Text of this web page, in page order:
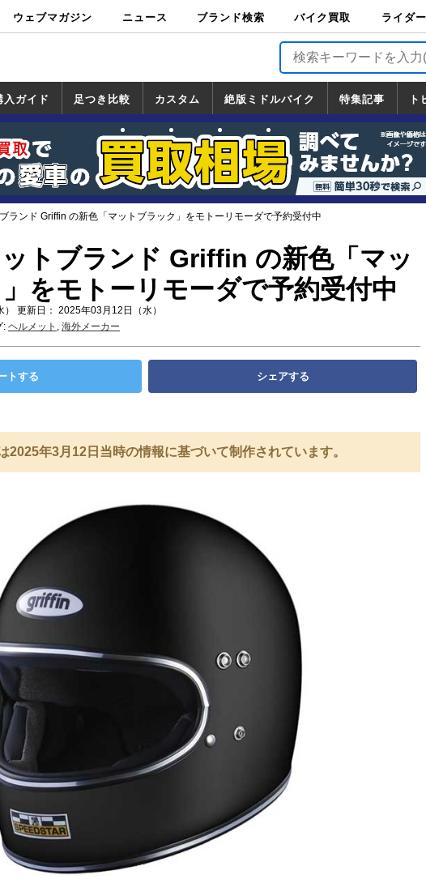
ウェブマガジン ニュース ブランド検索 バイク買取
バイク買取
ライダ
ライダー
TOP
バイク輸
バイクガ
フ
バイク車
ロードサ
バイク試
入ガイド
覧
足つき比較 カスタム
カスタム
一覧
ホンダ
ヤマハ
スズキ
カワサキ
絶版ミドルバイク
絶版ミドルバイク
一覧
ホンダ
ヤマハ
スズキ
カワサキ
特集記事 ト
ト
一覧
ホ
ヤ
ス
カ
ハ
ビ
ド
ト
フ
道の駅調査隊
ツーリング情報局
日本の道50選
国道めぐり
林道ツーリング
ランド Griffin の新色「マットブラック」をモトーリモーダで予約受付中
トブランド Griffin の新色「マッ
」をモトーリモーダで予約受付中
更新日： 2025年03月12日（水）
: ヘルメット , 海外メーカー
トする シェアする
2025年3月12日当時の情報に基づいて制作されています。